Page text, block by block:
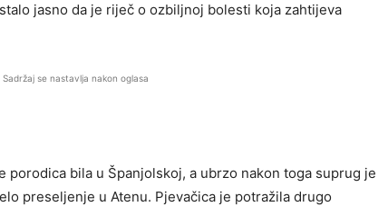
jasno da je riječ o ozbiljnoj bolesti koja zahtijeva
Sadržaj se nastavlja nakon oglasa
bila u Španjolskoj, a ubrzo nakon toga suprug je
preseljenje u Atenu. Pjevačica je potražila drugo